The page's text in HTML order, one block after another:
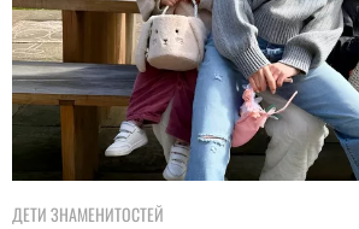
ДЕТИ ЗНАМЕНИТОСТЕЙ